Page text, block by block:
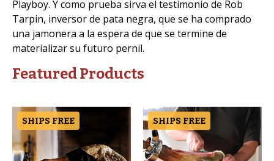
Playboy. Y como prueba sirva el testimonio de Rob
Tarpin, inversor de pata negra, que se ha comprado
una jamonera a la espera de que se termine de
materializar su futuro pernil.
Featured Products
SHIPS FREE SHIPS FREE